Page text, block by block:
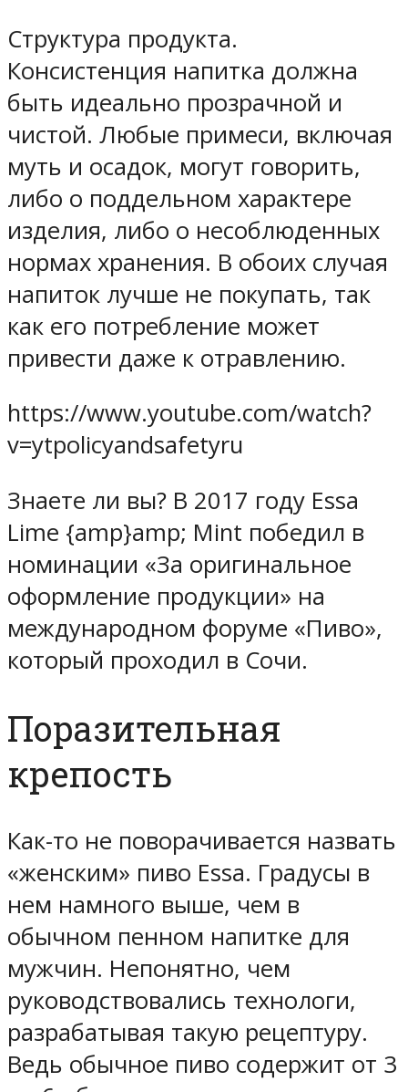
Структура продукта.
Консистенция напитка должна
быть идеально прозрачной и
чистой. Любые примеси, включая
муть и осадок, могут говорить,
либо о поддельном характере
изделия, либо о несоблюденных
нормах хранения. В обоих случая
напиток лучше не покупать, так
как его потребление может
привести даже к отравлению.
https://www.youtube.com/watch?
v=ytpolicyandsafetyru
Знаете ли вы? В 2017 году Essa
Lime {amp}amp; Mint победил в
номинации «За оригинальное
оформление продукции» на
международном форуме «Пиво»,
который проходил в Сочи.
Поразительная
крепость
Как-то не поворачивается назвать
«женским» пиво Essa. Градусы в
нем намного выше, чем в
обычном пенном напитке для
мужчин. Непонятно, чем
руководствовались технологи,
разрабатывая такую рецептуру.
Ведь обычное пиво содержит от 3